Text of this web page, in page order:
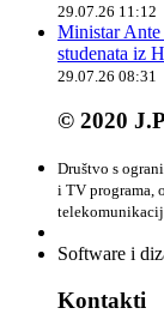
29.07.26 11:12
Ministar Ante
studenata iz
29.07.26 08:31
© 2020
Društvo s
i TV programa,
Software i
Kontakti